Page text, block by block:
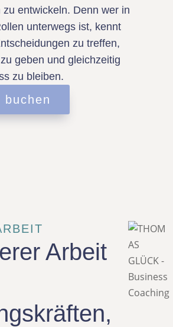
zu entwickeln. Denn wer in
unterwegs ist, kennt
zu treffen,
geben und gleichzeitig
zu bleiben.
buchen
Arbeit